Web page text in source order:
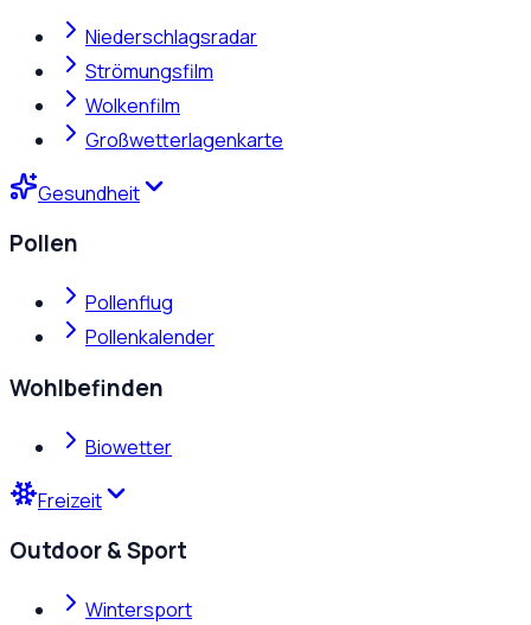
Niederschlagsradar
Strömungsfilm
Wolkenfilm
Großwetterlagenkarte
Gesundheit
Pollen
Pollenflug
Pollenkalender
Wohlbefinden
Biowetter
Freizeit
Outdoor & Sport
Wintersport